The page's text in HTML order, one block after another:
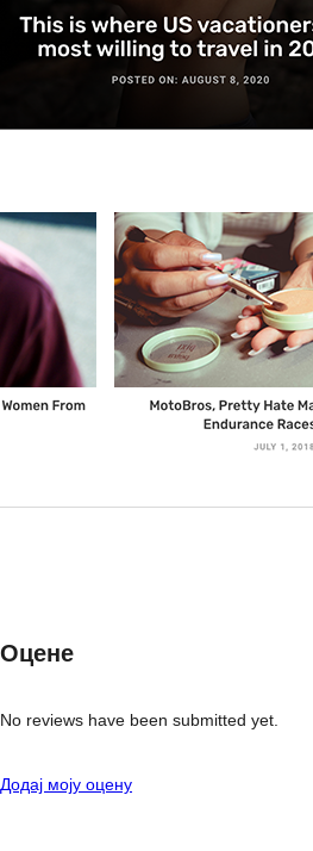
Оцене
No reviews have been submitted yet.
Додај моју оцену